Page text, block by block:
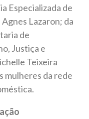
Especializada de
Lazaron; da
de
Justiça e
Teixeira
mulheres da rede